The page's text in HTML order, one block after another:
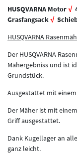
HUSQVARNA Motor√
Grasfangsack√
HUSQVARNA
Der HUSQVARNA
Mähergebniss und ist
Grundstück.
Ausgestattet mit einem
Der Mäher ist mit
Griff ausgestattet.
Dank Kugellager an
ganz leicht.